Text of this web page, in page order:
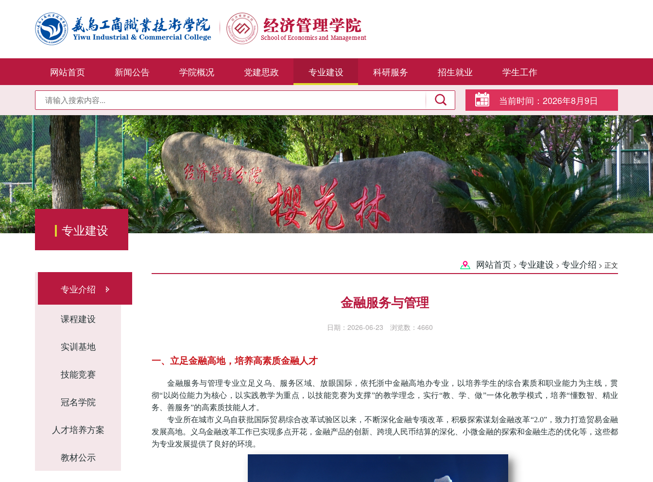
网站首页 新闻公告 学院概况 党建思政 专业建设 科研服务 招生就业 学生工作
当前时间： 2026年8月9日
10:31:42
专业建设
专业介绍
课程建设
实训基地
技能竞赛
冠名学院
人才培养方案
教材公示
网站首页 > 专业建设 > 专业介绍 > 正文
金融服务与管理
日期：2026-06-23 浏览数： 4660
一、立足金融高地，培养高素质金融人才
金融服务与管理专业立足义乌、服务区域、放眼国际，依托浙中金融高地办专业，以培养学生的综合素质和职业能力为主线，贯
彻“ 以岗位能力为核心，以实践教学为重点，以技能竞赛为支撑”的教学理念，实行“教、学、做”一体化教学模式，培养“懂数智、精业
务、善服务”的高素质技能人才。
专业所在城市义乌自获批国际贸易综合改革试验区以来，不断深化金融专项改革，积极探索谋划金融改革“2.0”，致力打造贸易金融
发展高地。义乌金融改革工作已实现多点开花，金融产品的创新、跨境人民币结算的深化、小微金融的探索和金融生态的优化等，这些都
为专业发展提供了良好的环境。